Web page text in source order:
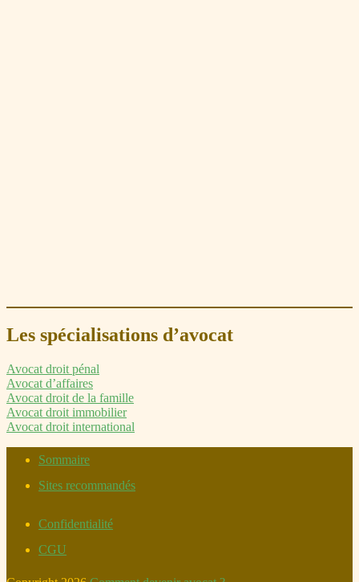
Les spécialisations d’avocat
Avocat droit pénal
Avocat d’affaires
Avocat droit de la famille
Avocat droit immobilier
Avocat droit international
Sommaire
Sites recommandés
Confidentialité
CGU